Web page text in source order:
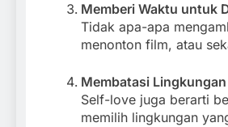
Memberi Waktu untuk
Tidak apa-apa
menonton film, atau
Membatasi
Self-love juga berarti
memilih lingkungan